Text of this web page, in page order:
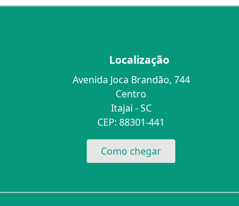
Localização
Avenida Joca Brandão, 744
Centro
Itajai - SC
CEP: 88301-441
Como chegar